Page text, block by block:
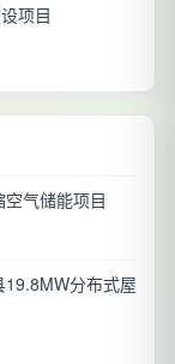
项目
气储能项目
分布式屋